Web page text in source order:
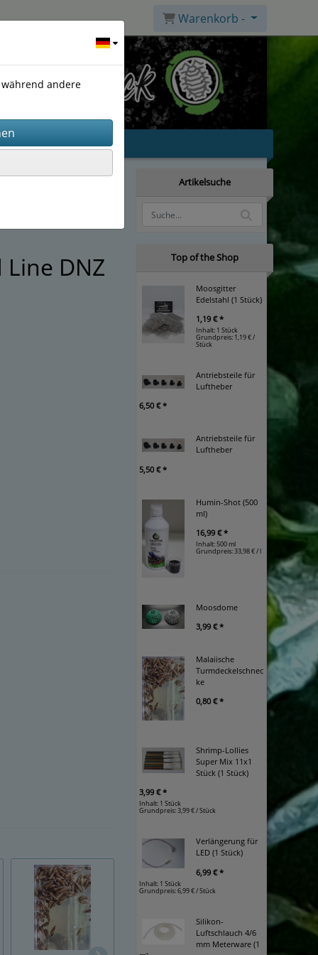
Warenkorb -
Line DNZ
PWL / Pure White
PBL / Pure Black
Artikelsuche
Top of the Shop
Moosgitter
Edelstahl (1 Stück)
1,19 € *
Inhalt: 1 Stück
Grundpreis: 1,19 € /
Stück
Antriebsteile für
Luftheber
6,50 € *
Antriebsteile für
Luftheber
5,50 € *
Humin-Shot (500
ml)
16,99 € *
Inhalt: 500 ml
Grundpreis:33,98 € / l
Moosdome
3,99 € *
Malaiische
Turmdeckelschnec
ke
0,80 € *
Shrimp-Lollies
Super Mix 11x1
Stück (1 Stück)
3,99 € *
Inhalt: 1 Stück
Grundpreis:3,99 € / Stück
Verlängerung für
LED (1 Stück)
6,99 € *
Inhalt: 1 Stück
Grundpreis:6,99 € / Stück
Silikon-
Luftschlauch 4/6
mm Meterware (1
während andere